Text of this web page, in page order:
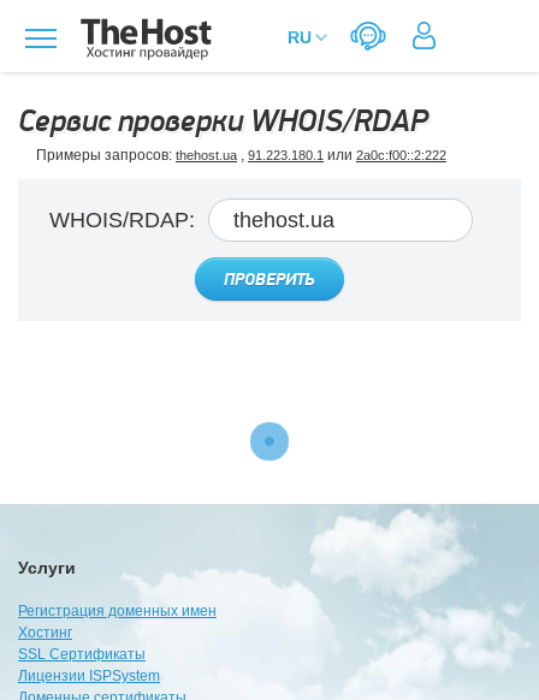
Сервис проверки WHOIS/RDAP
Примеры запросов: thehost.ua , 91.223.180.1 или 2a0c:f00::2:222
WHOIS/RDAP:
ПРОВЕРИТЬ
Услуги
Регистрация доменных имен
Хостинг
SSL Сертификаты
Лицензии ISPSystem